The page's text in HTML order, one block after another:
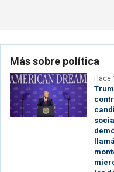
Más sobre política
Hace